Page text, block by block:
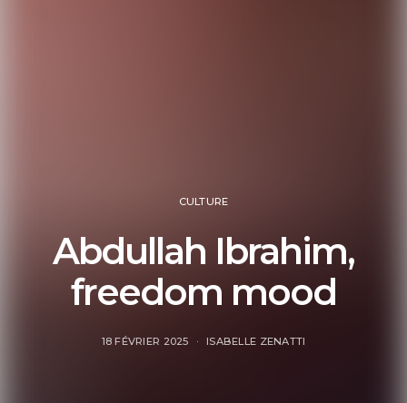
CULTURE
Abdullah Ibrahim,
freedom mood
18 FÉVRIER 2025 ISABELLE ZENATTI